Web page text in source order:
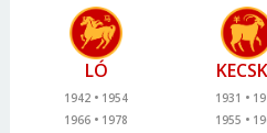
LÓ
1942
1954
1966
1978
1931
1955